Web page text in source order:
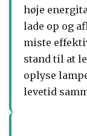
høje
lade op og
miste
stand til at
oplyse
levetid